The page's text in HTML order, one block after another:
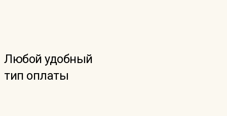
Любой удобный
тип оплаты